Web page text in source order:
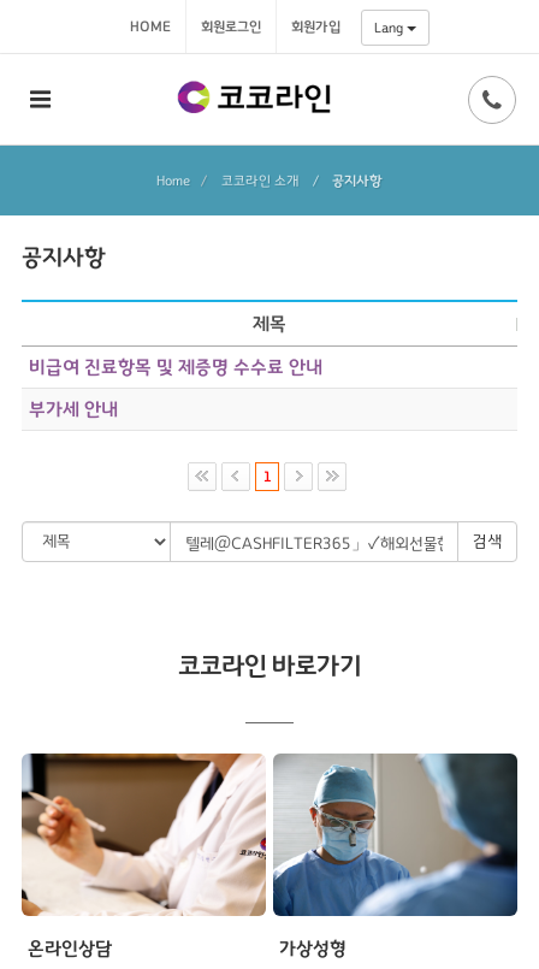
HOME 회원로그인 회원가입 Lang
Home 코코라인 소개 / 공지사항
공지사항
제목
비급여 진료항목 및 제증명 수수료 안내
부가세 안내
1
검색
코코라인 바로가기
온라인상담 가상성형